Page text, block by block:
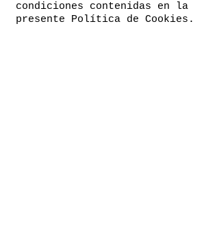
condiciones contenidas en la
presente Política de Cookies.